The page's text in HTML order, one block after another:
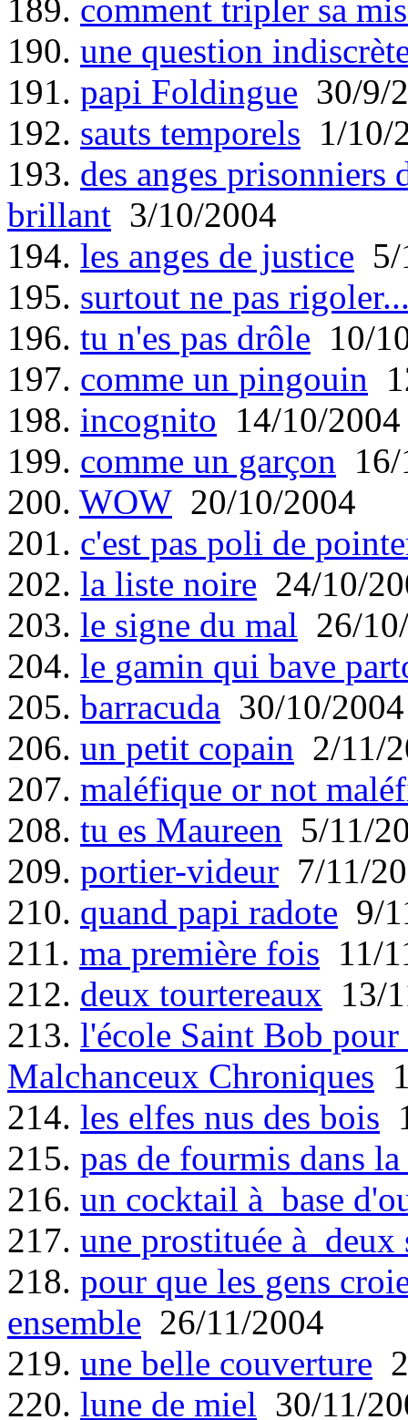
189. comment tripler sa
190. une question
191. papi Foldingue 30/9/
192. sauts temporels 1/10/
193. des anges prisonniers
brillant 3/10/2004
194. les anges de justice
195. surtout ne pas
196. tu n'es pas drôle 10/
197. comme un pingouin
198. incognito 14/10/2004
199. comme un garçon
200. WOW 20/10/2004
201. c'est pas poli de
202. la liste noire 24/10/
203. le signe du mal 26/
204. le gamin qui bave
205. barracuda 30/10/2004
206. un petit copain 2/11/
207. maléfique or not
208. tu es Maureen 5/11/
209. portier-videur 7/11/
210. quand papi radote 9/
211. ma première fois 11/
212. deux tourtereaux 13/
213. l'école Saint Bob
Malchanceux Chroniques
214. les elfes nus des bois
215. pas de fourmis dans
216. un cocktail à base
217. une prostituée à deux
218. pour que les gens
ensemble 26/11/2004
219. une belle couverture
220. lune de miel 30/11/